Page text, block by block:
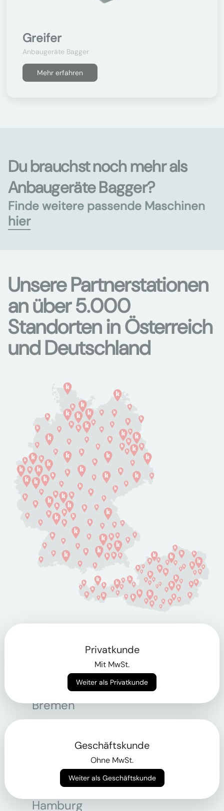
Greifer
Anbaugeräte Bagger
Mehr erfahren
Du brauchst noch mehr als
Anbaugeräte Bagger?
Finde weitere passende Maschinen
hier
Unsere Partnerstationen
an über 5.000
Standorten in Österreich
und Deutschland
Bregenz
Bremen
Frankfurt am Main
Hamburg
Privatkunde
Mit MwSt.
Weiter als Privatkunde
Geschäftskunde
Ohne MwSt.
Weiter als Geschäftskunde